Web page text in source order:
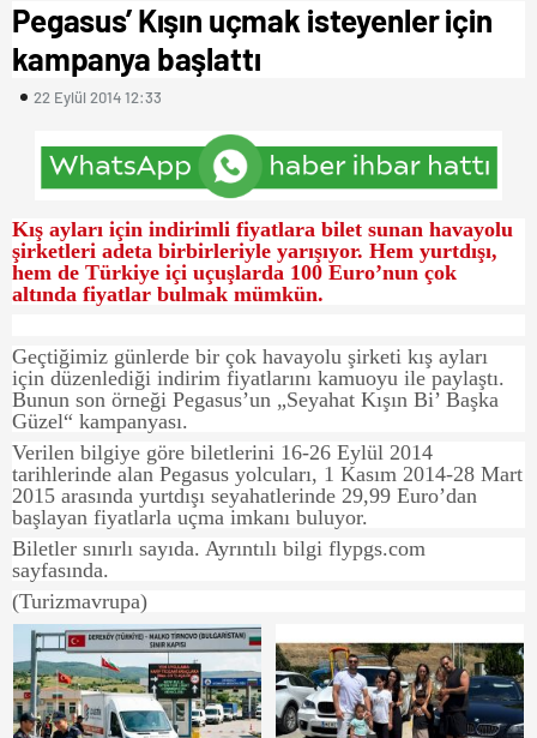
Pegasus’ Kışın uçmak isteyenler için
kampanya başlattı
22 Eylül 2014 12:33
Kış ayları için indirimli fiyatlara bilet sunan havayolu
şirketleri adeta birbirleriyle yarışıyor. Hem yurtdışı,
hem de Türkiye içi uçuşlarda 100 Euro’nun çok
altında fiyatlar bulmak mümkün.
Geçtiğimiz günlerde bir çok havayolu şirketi kış ayları
için düzenlediği indirim fiyatlarını kamuoyu ile paylaştı.
Bunun son örneği Pegasus’un „Seyahat Kışın Bi’ Başka
Güzel“ kampanyası.
Verilen bilgiye göre biletlerini 16-26 Eylül 2014
tarihlerinde alan Pegasus yolcuları, 1 Kasım 2014-28 Mart
2015 arasında yurtdışı seyahatlerinde 29,99 Euro’dan
başlayan fiyatlarla uçma imkanı buluyor.
Biletler sınırlı sayıda. Ayrıntılı bilgi flypgs.com
sayfasında.
(Turizmavrupa)